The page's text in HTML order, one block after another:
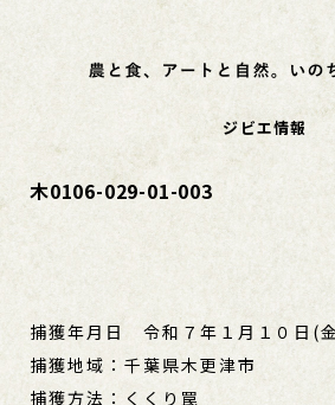
ジビエ情報
木0106-029-01-003
捕獲年月日 令和７年１月１０日(
捕獲地域：千葉県木更津市
捕獲方法：くくり罠